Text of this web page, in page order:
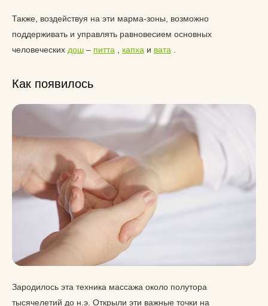
Также, воздействуя на эти марма-зоны, возможно
поддерживать и управлять равновесием основных
человеческих дош – питта капха и вата
Как появилось
Зародилось эта техника массажа около полутора
тысячелетий до н.э. Открыли эти важные точки на